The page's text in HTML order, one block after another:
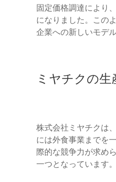
固定価格調達により
になりました。この
企業への新しいモデ
ミヤチクの生
株式会社ミヤチクは
には外食事業までを
際的な競争力が求め
一つとなっています。